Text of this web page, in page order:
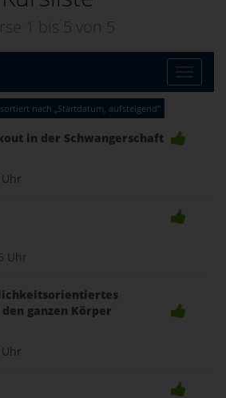
1 bis 5 von 5
Toggle
sortiert nach „Startdatum, aufsteigend“
in der Schwangerschaft
Uhr
ganzen Körper